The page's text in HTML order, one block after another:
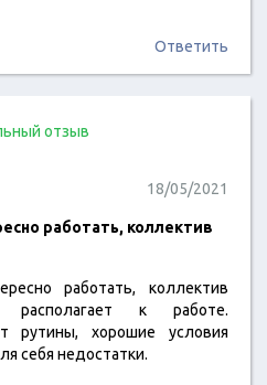
Ответить
отзыв
18/05/2021
работать, коллектив
работать, коллектив
располагает к работе.
рутины, хорошие условия
себя недостатки.